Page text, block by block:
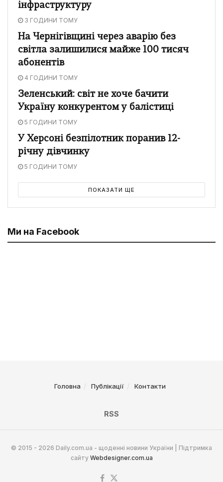
інфраструктуру
3 ГОДИНИ ТОМУ
На Чернігівщині через аварію без
світла залишилися майже 100 тисяч
абонентів
4 ГОДИНИ ТОМУ
Зеленський: світ не хоче бачити
Україну конкурентом у балістиці
5 ГОДИНИ ТОМУ
У Херсоні безпілотник поранив 12-
річну дівчинку
5 ГОДИНИ ТОМУ
ПОКАЗАТИ ЩЕ
Ми на Facebook
Головна Публікації Контакти
RSS
© 2015 - 2026 Daily.com.ua - щоденні новини України | Підтримка
сайту Webdesigner.com.ua